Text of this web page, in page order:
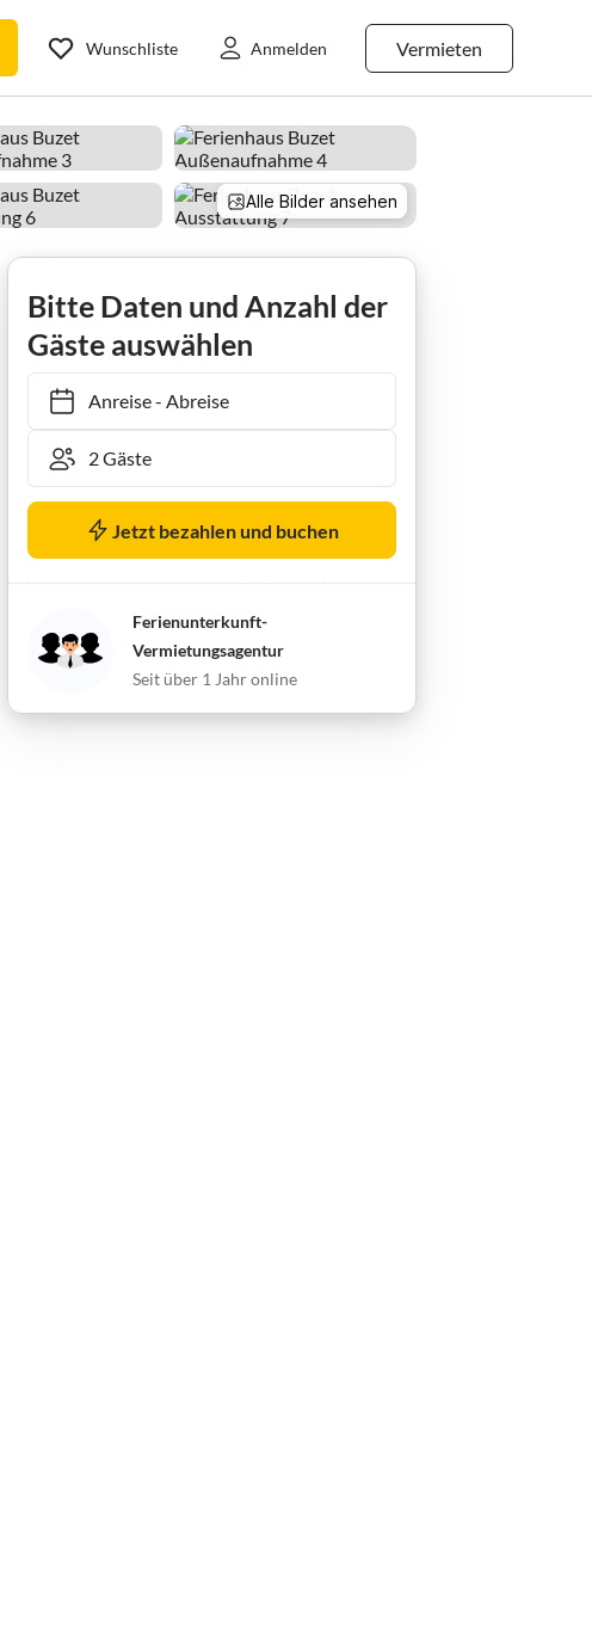
Vermieten
Wunschliste Anmelden
Alle Bilder ansehen
Bitte Daten und Anzahl der
Gäste auswählen
Anreise- Abreise
Jetzt bezahlen und buchen
Ferienunterkunft-
Vermietungsagentur
Seit über 1 Jahr online